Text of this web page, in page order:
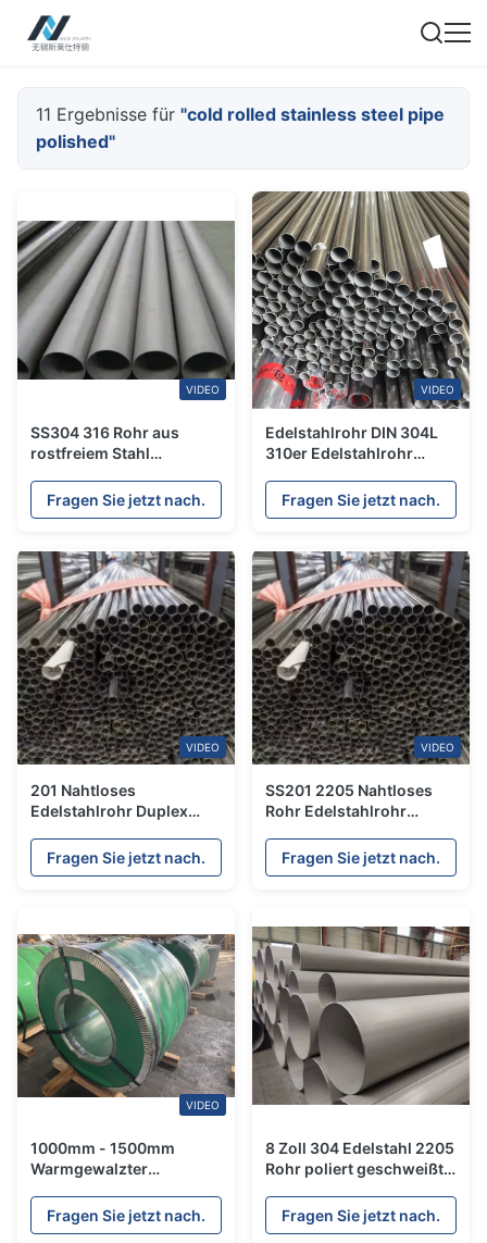
11 Ergebnisse für "cold rolled stainless steel pipe
polished"
VIDEO
SS304 316 Rohr aus
rostfreiem Stahl
Stahlrohr kaltgewalztes
elektrisches Rohr
Fragen Sie jetzt nach.
VIDEO
Edelstahlrohr DIN 304L
310er Edelstahlrohr
geschweißtes poliertes
Rohr
Fragen Sie jetzt nach.
VIDEO
201 Nahtloses
Edelstahlrohr Duplex
Korrosionsbeständig
25mm
Fragen Sie jetzt nach.
VIDEO
SS201 2205 Nahtloses
Rohr Edelstahlrohr
Fragen Sie jetzt nach.
VIDEO
1000mm - 1500mm
Warmgewalzter
Korrosionsbeständigkeit
Verzinktes
Fragen Sie jetzt nach.
8 Zoll 304 Edelstahl 2205
Rohr poliert geschweißt
Edelstahlrohr
Fragen Sie jetzt nach.